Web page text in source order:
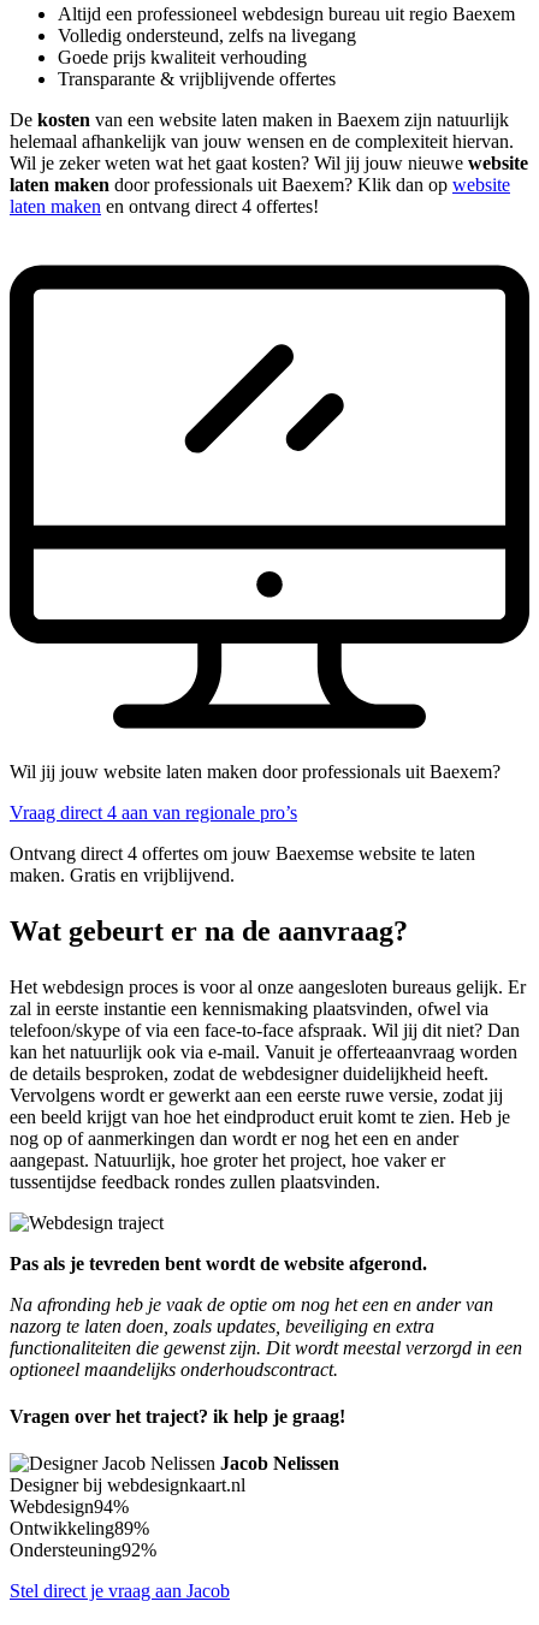
Altijd een professioneel webdesign bureau uit regio Baexem
Volledig ondersteund, zelfs na livegang
Goede prijs kwaliteit verhouding
Transparante & vrijblijvende offertes
De kosten van een website laten maken in Baexem zijn natuurlijk
helemaal afhankelijk van jouw wensen en de complexiteit hiervan.
Wil je zeker weten wat het gaat kosten? Wil jij jouw nieuwe website
laten maken door professionals uit Baexem? Klik dan op website
laten maken en ontvang direct 4 offertes!
Wil jij jouw website laten maken door professionals uit Baexem?
Vraag direct 4 aan van regionale pro’s
Ontvang direct 4 offertes om jouw Baexemse website te laten
maken. Gratis en vrijblijvend.
Wat gebeurt er na de aanvraag?
Het webdesign proces is voor al onze aangesloten bureaus gelijk. Er
zal in eerste instantie een kennismaking plaatsvinden, ofwel via
telefoon/skype of via een face-to-face afspraak. Wil jij dit niet? Dan
kan het natuurlijk ook via e-mail. Vanuit je offerteaanvraag worden
de details besproken, zodat de webdesigner duidelijkheid heeft.
Vervolgens wordt er gewerkt aan een eerste ruwe versie, zodat jij
een beeld krijgt van hoe het eindproduct eruit komt te zien. Heb je
nog op of aanmerkingen dan wordt er nog het een en ander
aangepast. Natuurlijk, hoe groter het project, hoe vaker er
tussentijdse feedback rondes zullen plaatsvinden.
Pas als je tevreden bent wordt de website afgerond.
Na afronding heb je vaak de optie om nog het een en ander van
nazorg te laten doen, zoals updates, beveiliging en extra
functionaliteiten die gewenst zijn. Dit wordt meestal verzorgd in een
optioneel maandelijks onderhoudscontract.
Vragen over het traject? ik help je graag!
Jacob Nelissen
Designer bij webdesignkaart.nl
Webdesign94%
Ontwikkeling89%
Ondersteuning92%
Stel direct je vraag aan Jacob